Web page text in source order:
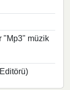
"Mp3" müzik